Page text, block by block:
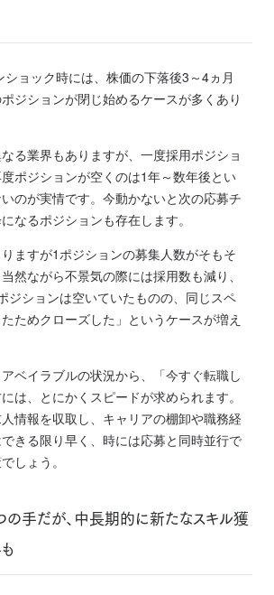
ョック時には、株価の下落後3～4ヵ月
ジションが閉じ始めるケースが多くあり
る業界もありますが、一度採用ポジショ
ポジションが空くのは1年～数年後とい
のが実情です。今動かないと次の応募チ
なるポジションも存在します。
ますが1ポジションの募集人数がそもそ
然ながら不景気の際には採用数も減り、
ジションは空いていたものの、同じスペ
ためクローズした」というケースが増え
ベイラブルの状況から、「今すぐ転職し
は、とにかくスピードが求められます。
情報を収取し、キャリアの棚卸や職務経
きる限り早く、時には応募と同時並行で
しょう。
の手だが、中長期的に新たなスキル獲